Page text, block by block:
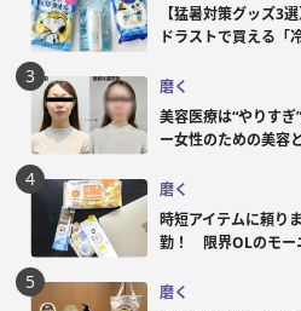
【猛暑対策グッズ3
ドラストで買える「
磨く
美容医療は“やりす
ー女性のための美容
磨く
時短アイテムに頼り
勤！ 限界OLのモー
磨く